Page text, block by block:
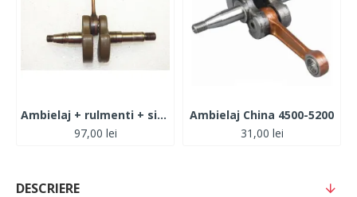
Ambielaj + rulmenti + simeringuri Husqvarna 136-137-141-142
97,00 lei
Ambielaj China 4500-5200
31,00 lei
DESCRIERE